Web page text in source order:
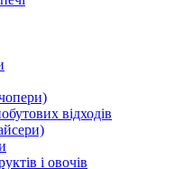
відходів
і овочів